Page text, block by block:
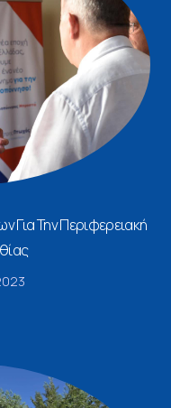
Για Την Περιφερειακή